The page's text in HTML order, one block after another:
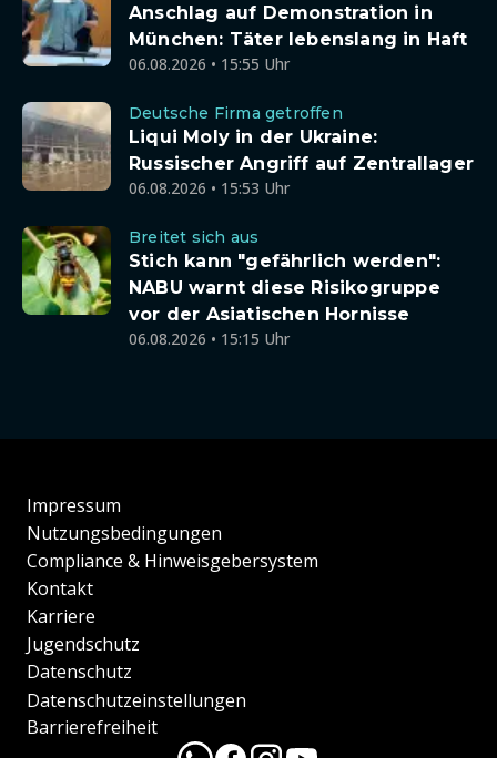
Anschlag auf Demonstration in
München: Täter lebenslang in Haft
06.08.2026 • 15:55 Uhr
Deutsche Firma getroffen
Liqui Moly in der Ukraine:
Russischer Angriff auf Zentrallager
06.08.2026 • 15:53 Uhr
Breitet sich aus
Stich kann "gefährlich werden":
NABU warnt diese Risikogruppe
vor der Asiatischen Hornisse
06.08.2026 • 15:15 Uhr
Impressum
Nutzungsbedingungen
Compliance & Hinweisgebersystem
Kontakt
Karriere
Jugendschutz
Datenschutz
Datenschutzeinstellungen
Barrierefreiheit